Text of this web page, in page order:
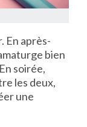
En après-
bien
soirée,
les deux,
une